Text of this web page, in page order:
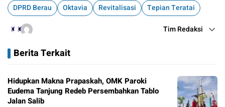
DPRD Berau Oktavia Revitalisasi Tepian Teratai
Tim Redaksi
Berita Terkait
Hidupkan Makna Prapaskah, OMK Paroki
Eudema Tanjung Redeb Persembahkan Tablo
Jalan Salib